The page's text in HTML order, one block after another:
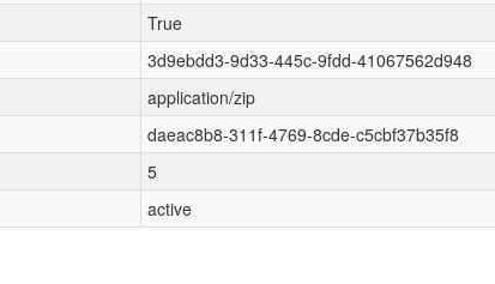
True
3d9ebdd3-9d33-445c-9fdd-41067562d948
application/zip
daeac8b8-311f-4769-8cde-c5cbf37b35f8
5
active